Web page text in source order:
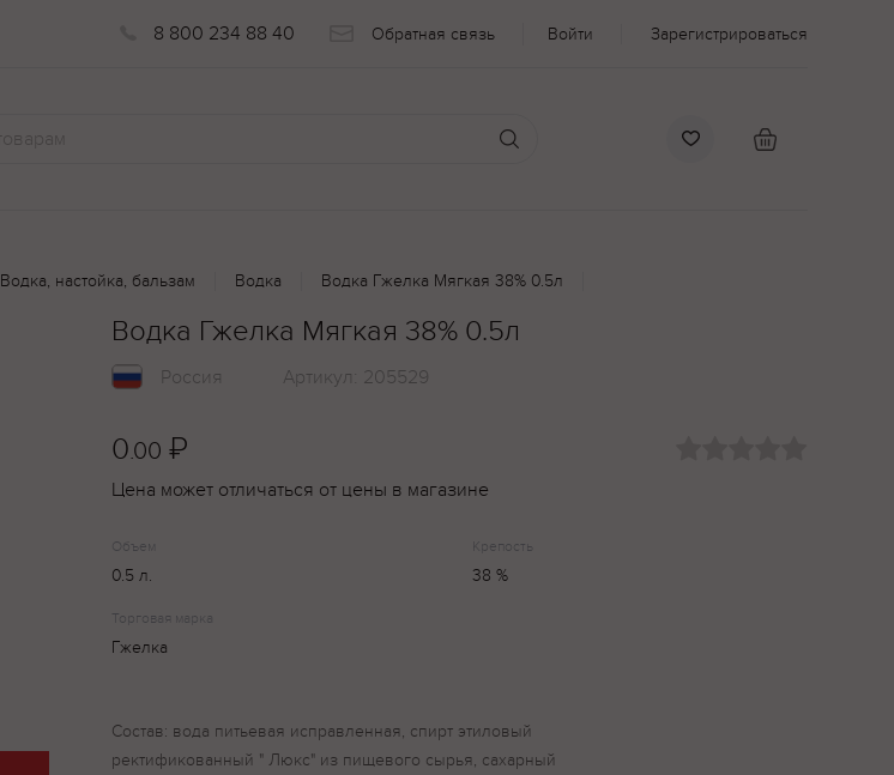
8 800 234 88 40 Обратная связь Войти Зарегистрироваться
Водка, настойка, бальзам Водка Водка Гжелка Мягкая 38% 0.5л
Водка Гжелка Мягкая 38% 0.5л
Россия Артикул: 205529
0.00 ₽
Цена может отличаться от цены в магазине
Объем
0.5 л.
Крепость
38 %
Торговая марка
Гжелка
Состав: вода питьевая исправленная, спирт этиловый
ректификованный " Люкс" из пищевого сырья, сахарный